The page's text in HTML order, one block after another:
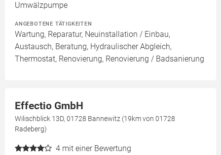
Umwälzpumpe
ANGEBOTENE TÄTIGKEITEN
Wartung, Reparatur, Neuinstallation / Einbau,
Austausch, Beratung, Hydraulischer Abgleich,
Thermostat, Renovierung, Renovierung / Badsanierung
Effectio GmbH
Wilischblick 13D, 01728 Bannewitz (19km von 01728
Radeberg)
4 mit einer Bewertung